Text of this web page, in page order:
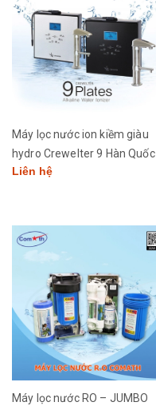
Máy lọc nước ion kiềm giàu
hydro Crewelter 9 Hàn Quốc
Liên hệ
Máy lọc nước RO – JUMBO